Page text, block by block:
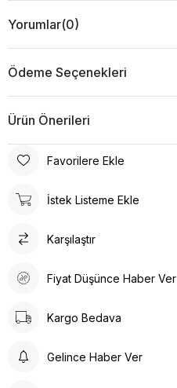
Yorumlar(0)
Ödeme Seçenekleri
Ürün Önerileri
Favorilere Ekle
İstek Listeme Ekle
Karşılaştır
Fiyat Düşünce Haber Ver
Kargo Bedava
Gelince Haber Ver